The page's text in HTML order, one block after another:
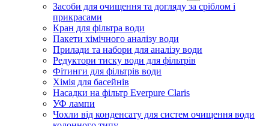
Засоби для очищення та догляду за сріблом і
прикрасами
Кран для фільтра води
Пакети хімічного аналізу води
Прилади та набори для аналізу води
Редуктори тиску води для фільтрів
Фітинги для фільтрів води
Хімія для басейнів
Насадки на фільтр Everpure Claris
УФ лампи
Чохли від конденсату для систем очищення води